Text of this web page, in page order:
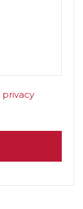
privacy